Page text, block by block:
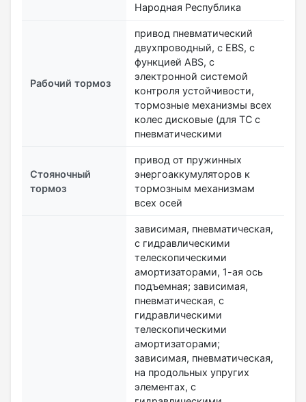
Народная Республика
Рабочий тормоз
привод пневматический
двухпроводный, с EBS, с
функцией ABS, с
электронной системой
контроля устойчивости,
тормозные механизмы всех
колес дисковые (для ТС с
пневматическими
Стояночный
тормоз
привод от пружинных
энергоаккумуляторов к
тормозным механизмам
всех осей
зависимая, пневматическая,
с гидравлическими
телескопическими
амортизаторами, 1-ая ось
подъемная; зависимая,
пневматическая, с
гидравлическими
телескопическими
амортизаторами;
зависимая, пневматическая,
на продольных упругих
элементах, с